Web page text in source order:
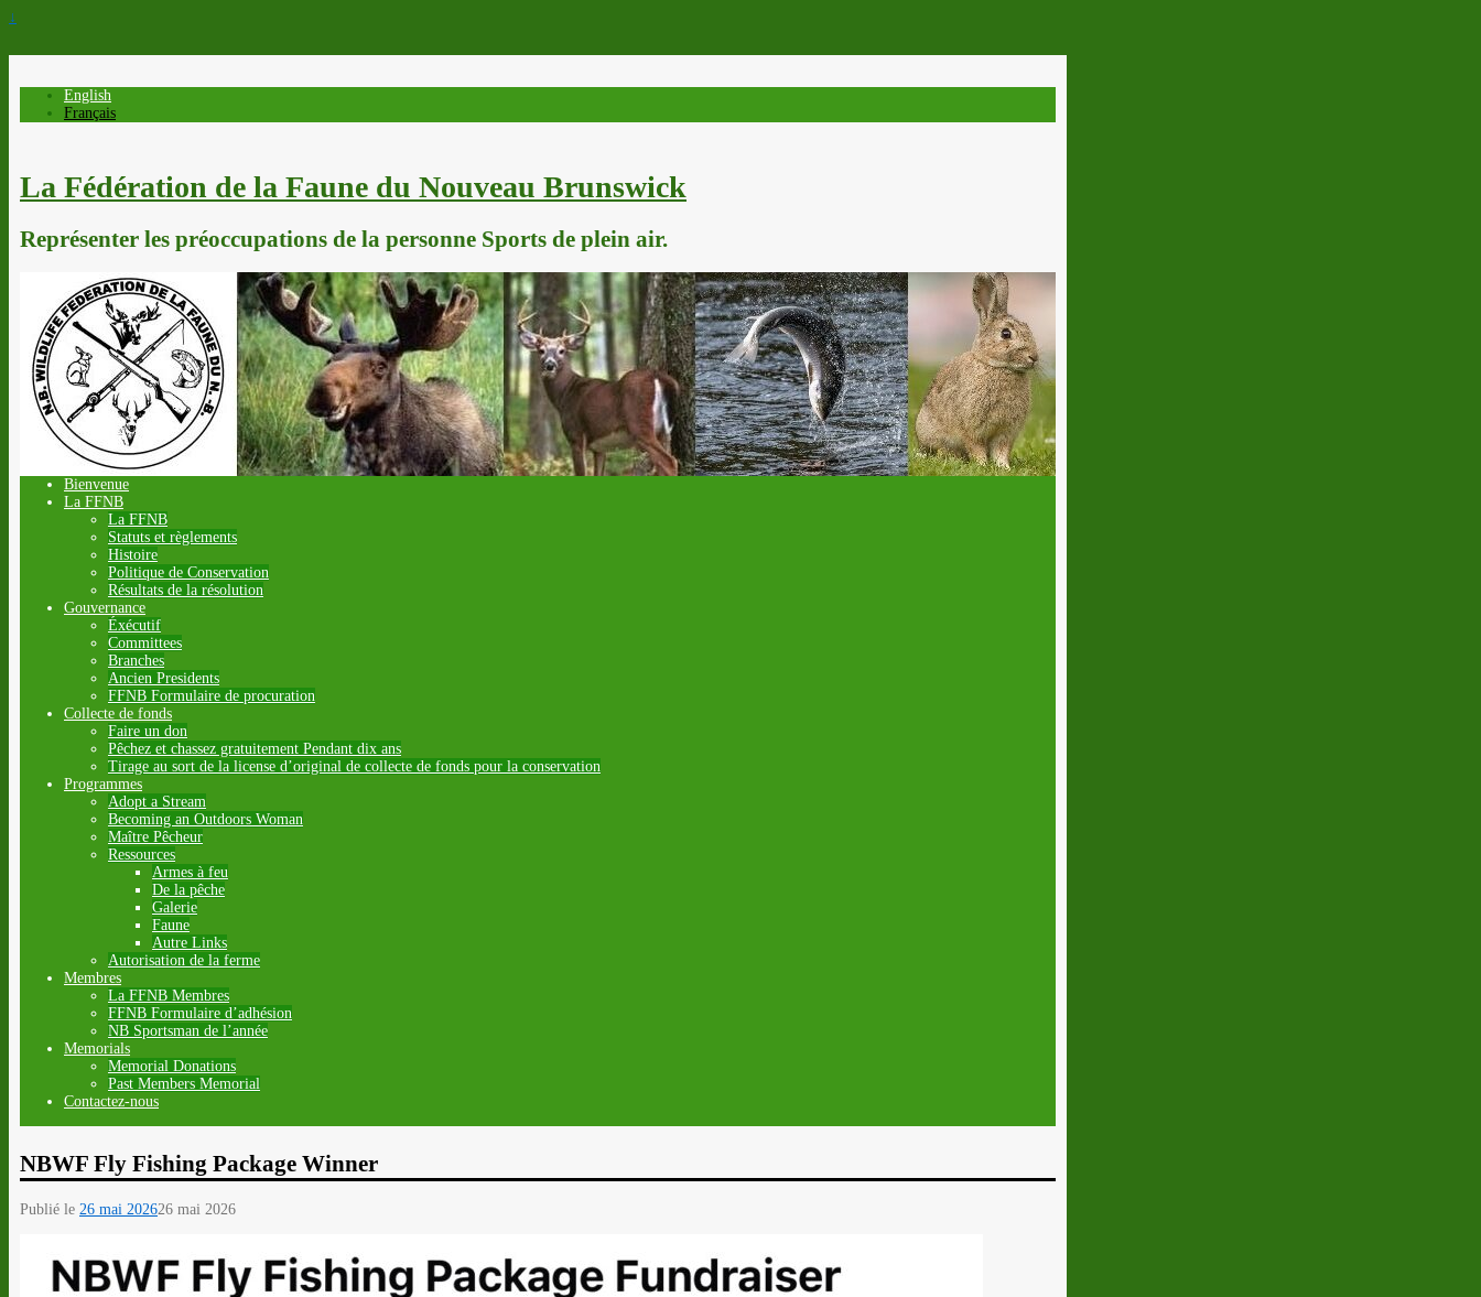
↓
English
Français
La Fédération de la Faune du Nouveau Brunswick
Représenter les préoccupations de la personne Sports de plein air.
Bienvenue
La FFNB
La FFNB
Statuts et règlements
Histoire
Politique de Conservation
Résultats de la résolution
Gouvernance
Éxécutif
Committees
Branches
Ancien Presidents
FFNB Formulaire de procuration
Collecte de fonds
Faire un don
Pêchez et chassez gratuitement Pendant dix ans
Tirage au sort de la license d’original de collecte de fonds pour la conservation
Programmes
Adopt a Stream
Becoming an Outdoors Woman
Maître Pêcheur
Ressources
Armes à feu
De la pêche
Galerie
Faune
Autre Links
Autorisation de la ferme
Membres
La FFNB Membres
FFNB Formulaire d’adhésion
NB Sportsman de l’année
Memorials
Memorial Donations
Past Members Memorial
Contactez-nous
NBWF Fly Fishing Package Winner
Publié le 26 mai 202626 mai 2026